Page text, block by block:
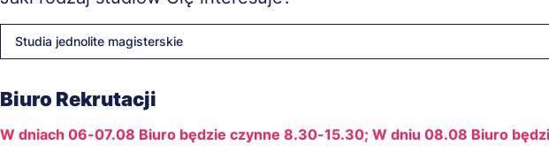
nawigacyjna
Studia jednolite magisterskie
Biuro Rekrutacji
W dniach 06-07.08 Biuro będzie czynne 8.30-15.30; W dniu 08.08 Biuro